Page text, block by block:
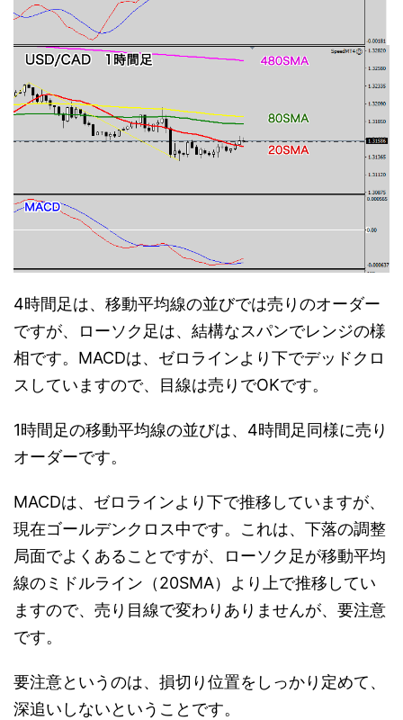
4時間足は、移動平均線の並びでは売りのオーダー
ですが、ローソク足は、結構なスパンでレンジの様
相です。MACDは、ゼロラインより下でデッドクロ
スしていますので、目線は売りでOKです。
1時間足の移動平均線の並びは、4時間足同様に売り
オーダーです。
MACDは、ゼロラインより下で推移していますが、
現在ゴールデンクロス中です。これは、下落の調整
局面でよくあることですが、ローソク足が移動平均
線のミドルライン（20SMA）より上で推移してい
ますので、売り目線で変わりありませんが、要注意
です。
要注意というのは、損切り位置をしっかり定めて、
深追いしないということです。